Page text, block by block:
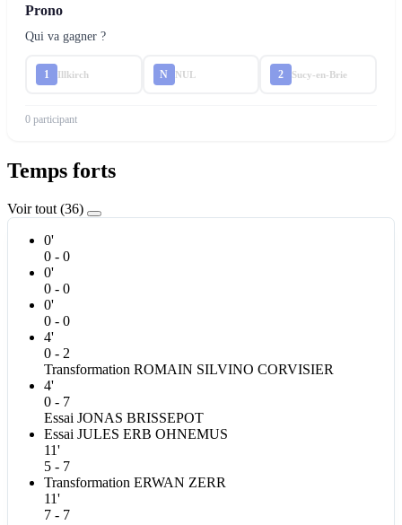
Prono
Qui va gagner ?
1 Illkirch N NUL 2 Sucy-en-Brie
0 participant
Temps forts
Voir tout (36)
0'
0 - 0
0'
0 - 0
0'
0 - 0
4'
0 - 2
Transformation ROMAIN SILVINO CORVISIER
4'
0 - 7
Essai JONAS BRISSEPOT
Essai JULES ERB OHNEMUS
11'
5 - 7
Transformation ERWAN ZERR
11'
7 - 7